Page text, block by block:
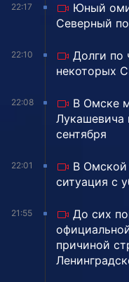
22:17
Юный
Северный
22:10
Долги по
некоторых
22:08
В Омске
Лукашевича
сентября
22:01
В Омской
ситуация с
21:55
До сих
причиной